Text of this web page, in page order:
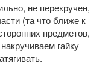
не перекручен,
(та что ближе к
предметов,
гайку